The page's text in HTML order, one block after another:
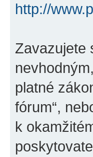
http://
Zavazujete
platné
fórum“,
k